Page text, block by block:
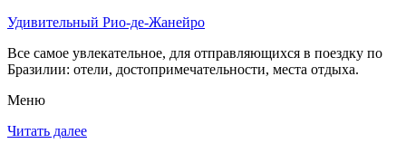
Удивительный Рио-де-Жанейро
Все самое увлекательное, для отправляющихся в поездку по
Бразилии: отели, достопримечательности, места отдыха.
Меню
Читать далее